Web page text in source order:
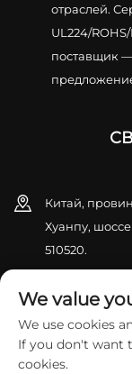
отраслей.
UL224/
поставщик
Китай,
Хуанпу,
510520.
+86-13416189912
[email
We value
We use cookies
If you don't want
cookies.